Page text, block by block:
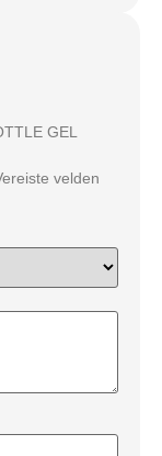
GEL
velden